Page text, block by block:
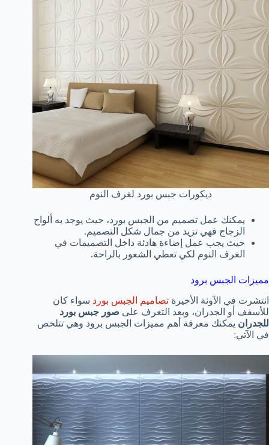
ديكورات جبس بورد لغرف النوم
يمكنك عمل تصميم من الجبس بورد، حيث يوجد به ألواح
الزجاج فهي تزيد من جمال شكل التصميم.
حيث يجب عمل إضاءة هادئة داخل التصميمات في
الغرف النوم لكي تعطي الشعور بالراحة.
مميزات الجبس برود
انتشرت في الآونة الأخيرة تصاميم الجبس بورد سواء كان
للأسقف أو الجدران، وبعد التعرف على صور جبس بورد
للجدران يمكنك معرفة أهم مميزات الجبس برود وهي تتلخص
في الآتي: